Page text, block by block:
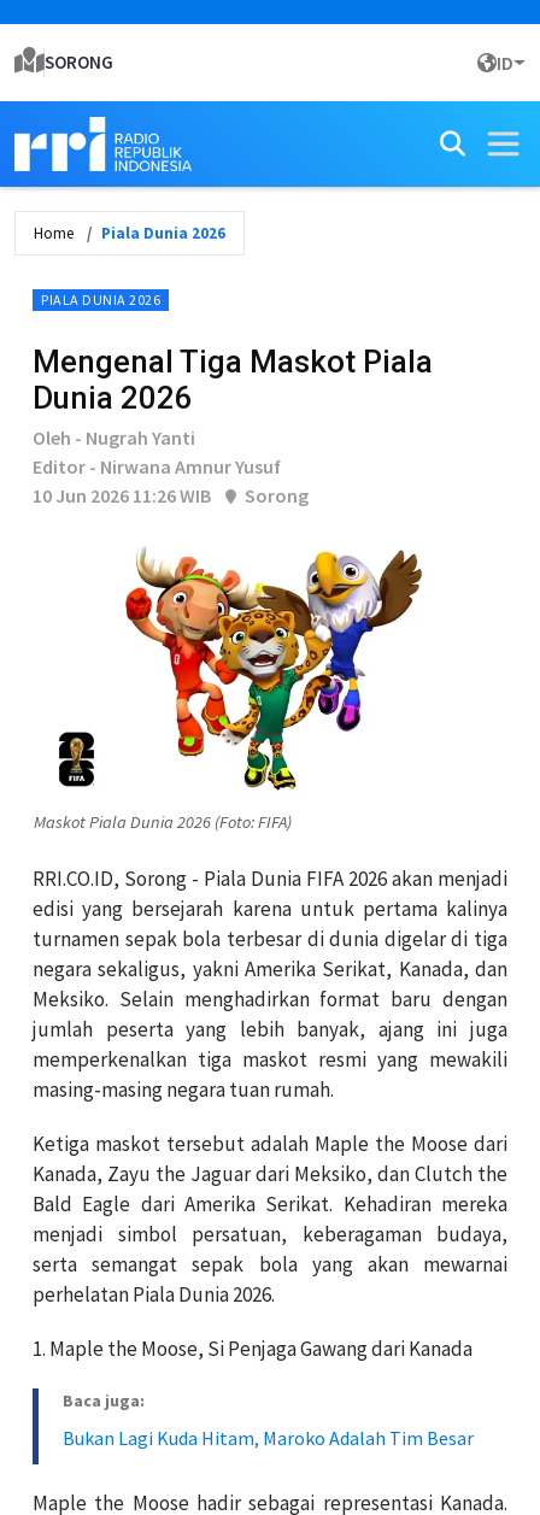
SORONG ID
Home Piala Dunia 2026
PIALA DUNIA 2026
Mengenal Tiga Maskot Piala
Dunia 2026
Oleh - Nugrah Yanti
Editor - Nirwana Amnur Yusuf
10 Jun 2026 11:26 WIB
Sorong
Maskot Piala Dunia 2026 (Foto: FIFA)
RRI.CO.ID, Sorong - Piala Dunia FIFA 2026 akan menjadi
edisi yang bersejarah karena untuk pertama kalinya
turnamen sepak bola terbesar di dunia digelar di tiga
negara sekaligus, yakni Amerika Serikat, Kanada, dan
Meksiko. Selain menghadirkan format baru dengan
jumlah peserta yang lebih banyak, ajang ini juga
memperkenalkan tiga maskot resmi yang mewakili
masing-masing negara tuan rumah.
Ketiga maskot tersebut adalah Maple the Moose dari
Kanada, Zayu the Jaguar dari Meksiko, dan Clutch the
Bald Eagle dari Amerika Serikat. Kehadiran mereka
menjadi simbol persatuan, keberagaman budaya,
serta semangat sepak bola yang akan mewarnai
perhelatan Piala Dunia 2026.
1. Maple the Moose, Si Penjaga Gawang dari Kanada
Baca juga:
Bukan Lagi Kuda Hitam, Maroko Adalah Tim Besar
Maple the Moose hadir sebagai representasi Kanada.